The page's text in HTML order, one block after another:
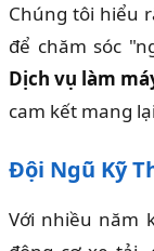
Chúng tôi hiểu
để chăm sóc
Dịch vụ làm
cam kết mang
Đội Ngũ Kỹ
Với nhiều năm